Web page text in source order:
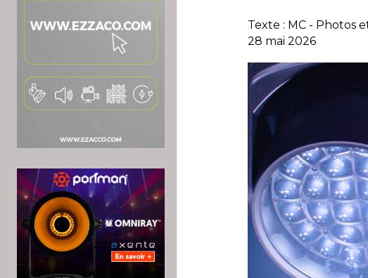
Texte : MC - Photos
28 mai 2026